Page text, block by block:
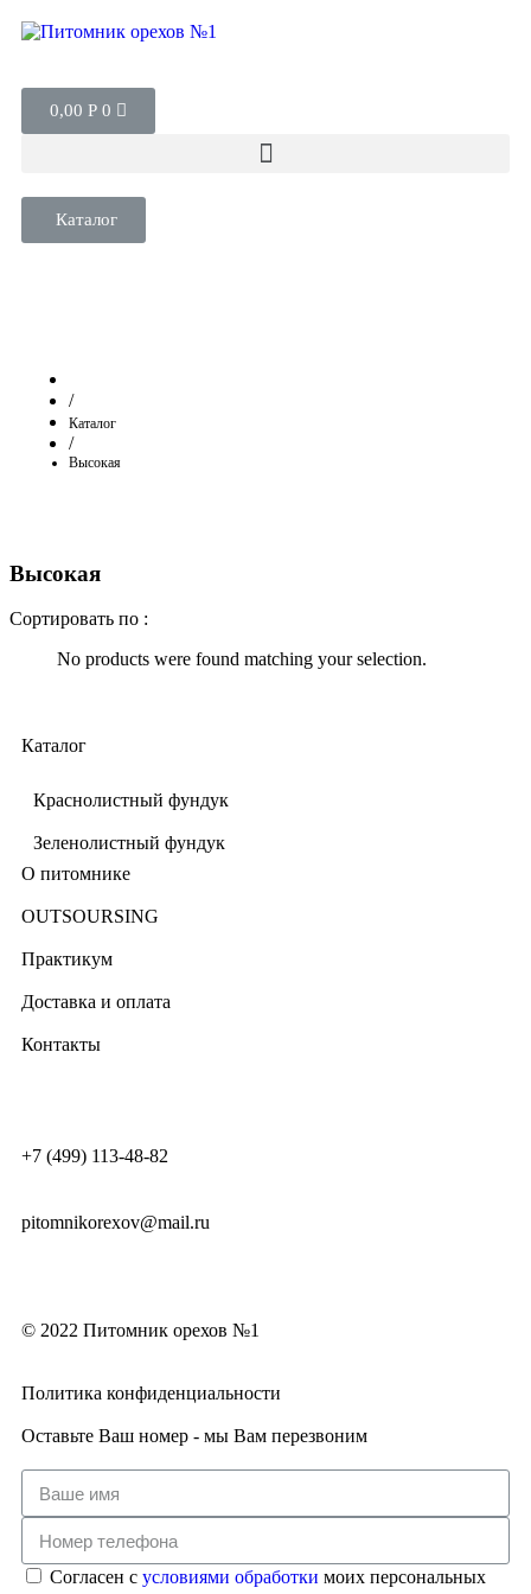
0,00 Р 0
Каталог
/
Каталог
/
Высокая
Высокая
Сортировать по :
No products were found matching your selection.
Каталог
Краснолистный фундук
Зеленолистный фундук
О питомнике
OUTSOURSING
Практикум
Доставка и оплата
Контакты
+7 (499) 113-48-82
pitomnikorexov@mail.ru
© 2022 Питомник орехов №1
Политика конфиденциальности
Оставьте Ваш номер - мы Вам перезвоним
Согласен с условиями обработки моих персональных